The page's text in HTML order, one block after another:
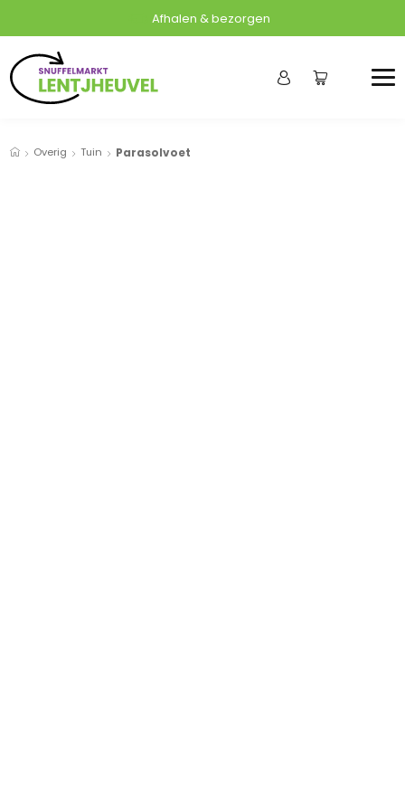
Afhalen & bezorgen
Overig Tuin Parasolvoet